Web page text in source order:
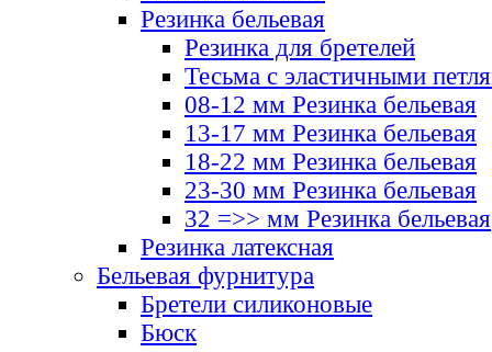
Резинка бельевая
Резинка для бретелей
Тесьма с эластичными
08-12 мм Резинка бельевая
13-17 мм Резинка бельевая
18-22 мм Резинка бельевая
23-30 мм Резинка бельевая
32 =>> мм Резинка бельевая
Резинка латексная
Бельевая фурнитура
Бретели силиконовые
Бюск